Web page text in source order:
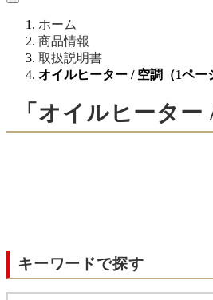
ホーム
商品情報
取扱説明書
オイルヒーター / 空調（1ペー
「オイルヒータ
キーワードで探す